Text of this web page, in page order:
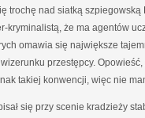
trochę nad siatką
kryminalistą, że ma agentów
omawia się największe
przestępcy.
takiej konwencji, więc nie
się przy scenie kradzieży